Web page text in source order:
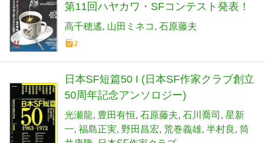
第11回ハヤカワ・SFコンテスト発表！
高千穂遙 山田ミネコ 石原藤夫
2
日本SF短篇50 I (日本SF作家クラブ創立
50周年記念アンソロジー)
光瀬龍 豊田有恒 石原藤夫 石川喬司
星新
一 福島正実 野田昌宏 荒巻義雄 半村良
筒